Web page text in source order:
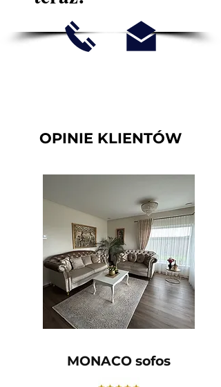
OPINIE KLIENTÓW
MONACO sofos